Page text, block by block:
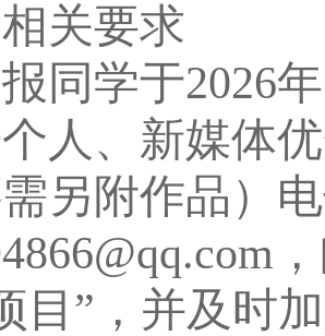
关要求
同学于2026年
人、新媒体
另附作品）
，
目 ” ，并及时